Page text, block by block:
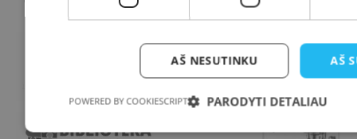
AŠ
AŠ NESUTINKU
PARODYTI DETALIAU
POWERED BY COOKIESCRIPT